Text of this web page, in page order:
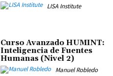
LISA Institute
Curso Avanzado HUMINT:
Inteligencia de Fuentes
Humanas (Nivel 2)
Manuel Robledo